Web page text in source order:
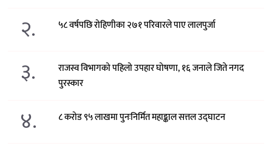
२. ५८ वर्षपछि रोहिणीका २७१ परिवारले पाए लालपुर्जा
३.
राजस्व विभागको पहिलो उपहार घोषणा, १६ जनाले जिते नगद
पुरस्कार
४. ८ करोड ९५ लाखमा पुनःनिर्मित महाङ्काल सत्तल उद्घाटन